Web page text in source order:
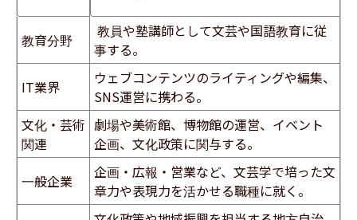
教育分野
教員や塾講師として文芸や国語教育に従
事する。
IT業界
ウェブコンテンツのライティングや編集、
SNS運営に携わる。
文化・芸術
関連
劇場や美術館、博物館の運営、イベント
企画、文化政策に関与する。
一般企業
企画・広報・営業など、文芸学で培った文
章力や表現力を活かせる職種に就く。